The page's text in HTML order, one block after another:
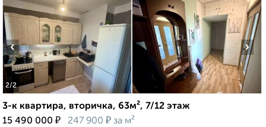
2/2
‹ ›
3-к квартира, вторичка, 63м², 7/12 этаж
15 490 000 ₽ 247 900 ₽ за м²